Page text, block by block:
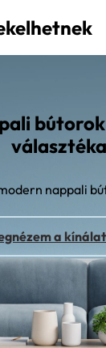
nappali
a